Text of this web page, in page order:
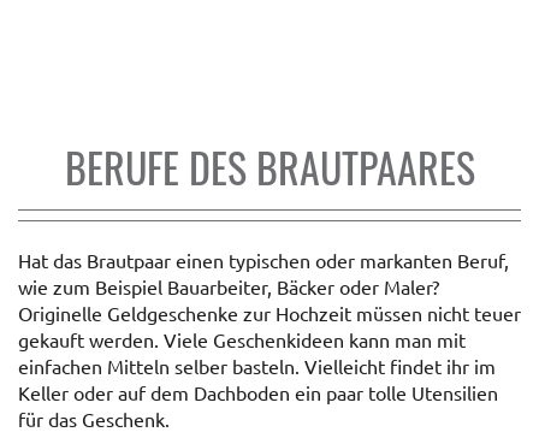
BERUFE DES BRAUTPAARES
Hat das Brautpaar einen typischen oder markanten Beruf,
wie zum Beispiel Bauarbeiter, Bäcker oder Maler?
Originelle Geldgeschenke zur Hochzeit müssen nicht teuer
gekauft werden. Viele Geschenkideen kann man mit
einfachen Mitteln selber basteln. Vielleicht findet ihr im
Keller oder auf dem Dachboden ein paar tolle Utensilien
für das Geschenk.